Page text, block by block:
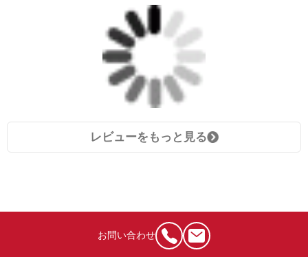
レビューをもっと見る
お問い合わせ